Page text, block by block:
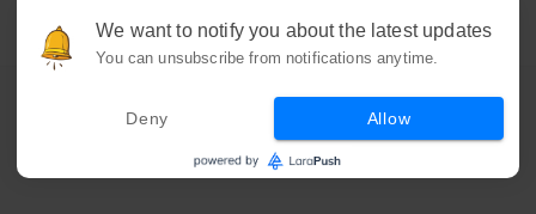
We want to notify you about the latest updates
You can unsubscribe from notifications anytime.
Deny Allow